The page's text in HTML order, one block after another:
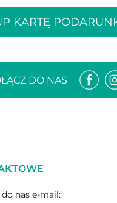
KARTĘ
DO NAS
do nas e-mail: